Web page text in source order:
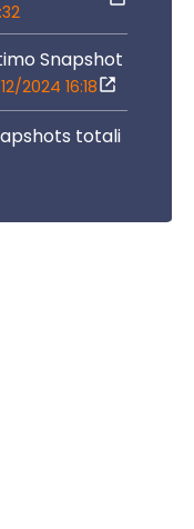
Snapshot
2024 16:18
totali